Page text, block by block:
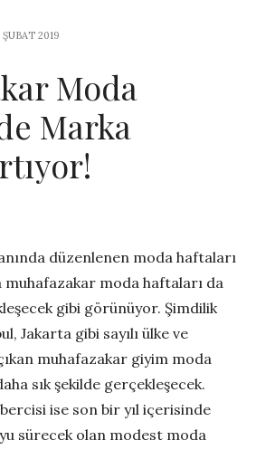
ŞUBAT 2019
Moda
Marka
düzenlenen moda haftaları
muhafazakar moda haftaları da
gibi görünüyor. Şimdilik
Jakarta gibi sayılı ülke ve
muhafazakar giyim moda
sık şekilde gerçekleşecek.
ise son bir yıl içerisinde
sürecek olan modest moda